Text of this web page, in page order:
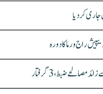
راج ورما کا دورہ